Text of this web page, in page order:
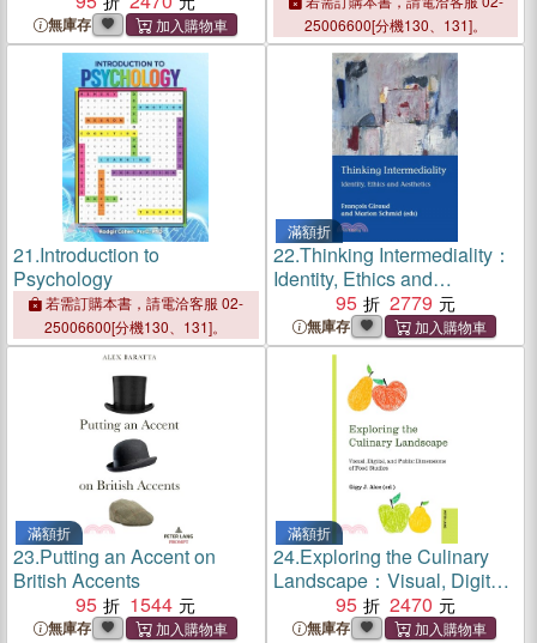
and Queer Literature, Film,
and Art
無庫存
25006600[分機130、131]。
21.Introduction to
Psychology
若需訂購本書，請電洽客服 02-
25006600[分機130、131]。
滿額折
22.Thinking Intermediality：
Identity, Ethics and
Aesthetics
95 2779
無庫存
滿額折
23.Putting an Accent on
British Accents
95
1544
無庫存
滿額折
24.Exploring the Culinary
Landscape：Visual, Digital,
and Public Dimensions of
Food Studies
95 2470
無庫存